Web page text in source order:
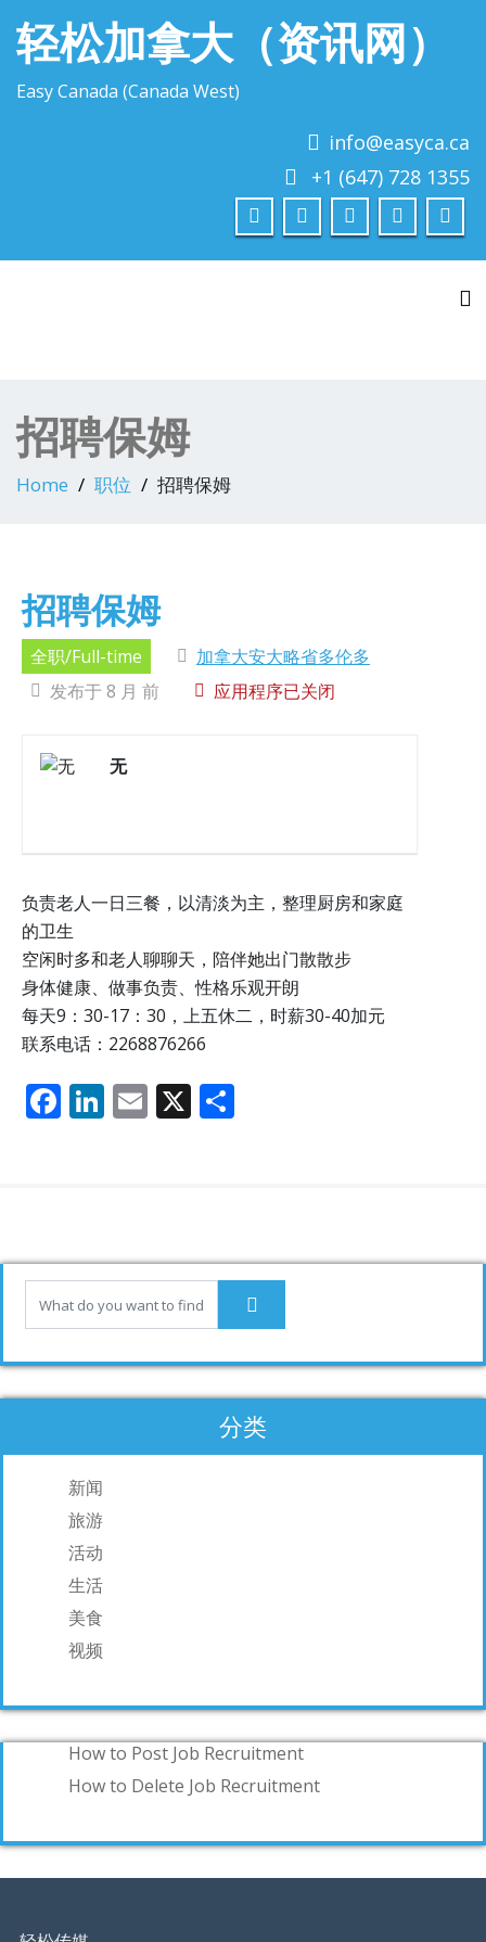
轻松加拿大（资讯网）
Easy Canada (Canada West)
info@easyca.ca
+1 (647) 728 1355
招聘保姆
Home 职位 招聘保姆
招聘保姆
全职/Full-time
加拿大安大略省多伦多
发布于 8 月 前
应用程序已关闭
无
负责老人一日三餐，以清淡为主，整理厨房和家庭
的卫生
空闲时多和老人聊聊天，陪伴她出门散散步
身体健康、做事负责、性格乐观开朗
每天9：30-17：30，上五休二，时薪30-40加元
联系电话：2268876266
F
o
k
Li
n
E X
分类
新闻
旅游
活动
生活
美食
视频
How to Post Job Recruitment
How to Delete Job Recruitment